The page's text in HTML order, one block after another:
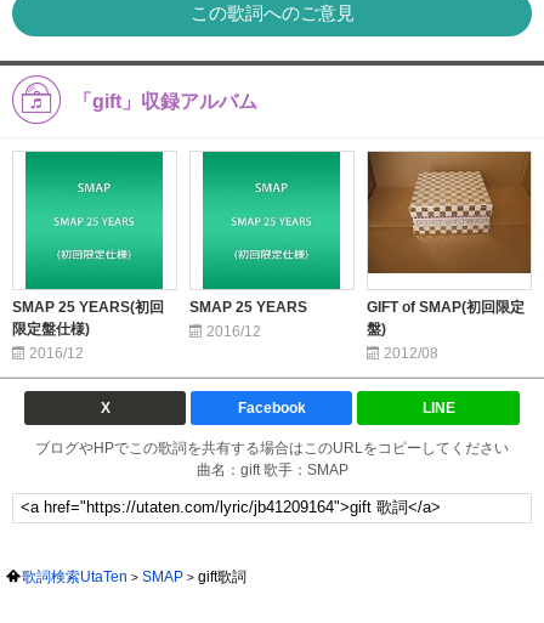
この歌詞へのご意見
「gift」収録アルバム
SMAP 25 YEARS(初回
限定盤仕様)
2016/12
SMAP 25 YEARS
2016/12
GIFT of SMAP(初回限定
盤)
2012/08
X Facebook LINE
ブログやHPでこの歌詞を共有する場合はこのURLをコピーしてください
曲名：gift 歌手：SMAP
歌詞検索UtaTen SMAP gift歌詞